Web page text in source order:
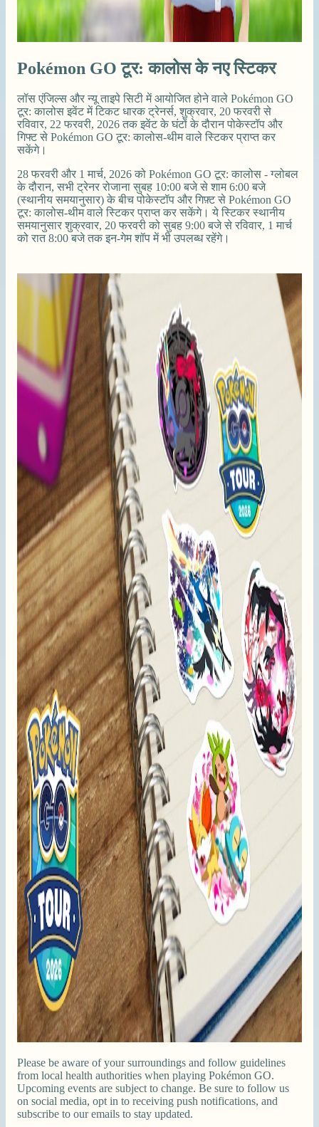
Pokémon GO टूर: कालोस के नए स्टिकर
लॉस एंजिल्स और न्यू ताइपे सिटी में आयोजित होने वाले Pokémon GO
टूर: कालोस इवेंट में टिकट धारक ट्रेनर्स, शुक्रवार, 20 फरवरी से
रविवार, 22 फरवरी, 2026 तक इवेंट के घंटों के दौरान पोकेस्टॉप और
गिफ्ट से Pokémon GO टूर: कालोस-थीम वाले स्टिकर प्राप्त कर
सकेंगे।
28 फरवरी और 1 मार्च, 2026 को Pokémon GO टूर: कालोस - ग्लोबल
के दौरान, सभी ट्रेनर रोजाना सुबह 10:00 बजे से शाम 6:00 बजे
(स्थानीय समयानुसार) के बीच पोकेस्टॉप और गिफ़्ट से Pokémon GO
टूर: कालोस-थीम वाले स्टिकर प्राप्त कर सकेंगे। ये स्टिकर स्थानीय
समयानुसार शुक्रवार, 20 फरवरी को सुबह 9:00 बजे से रविवार, 1 मार्च
को रात 8:00 बजे तक इन-गेम शॉप में भी उपलब्ध रहेंगे।
Please be aware of your surroundings and follow guidelines
from local health authorities when playing Pokémon GO.
Upcoming events are subject to change. Be sure to follow us
on social media, opt in to receiving push notifications, and
subscribe to our emails to stay updated.